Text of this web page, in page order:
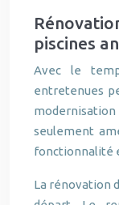
piscines
Avec le
entretenues
seulement
fonctionnalité
La rénovation